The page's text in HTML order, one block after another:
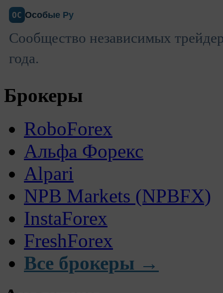
ОС Особые Ру
Сообщество независимых
года.
Брокеры
RoboForex
Альфа Форекс
Alpari
NPB Markets (NPBFX)
InstaForex
FreshForex
Все брокеры →